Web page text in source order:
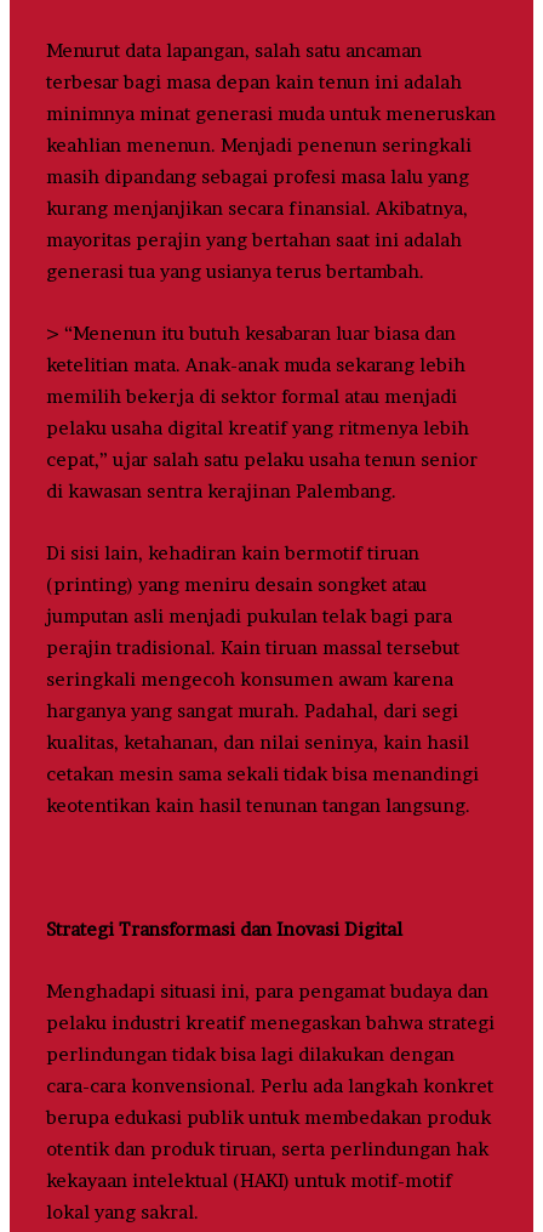
Menurut data lapangan, salah satu ancaman
terbesar bagi masa depan kain tenun ini adalah
minimnya minat generasi muda untuk meneruskan
keahlian menenun. Menjadi penenun seringkali
masih dipandang sebagai profesi masa lalu yang
kurang menjanjikan secara finansial. Akibatnya,
mayoritas perajin yang bertahan saat ini adalah
generasi tua yang usianya terus bertambah.
> “Menenun itu butuh kesabaran luar biasa dan
ketelitian mata. Anak-anak muda sekarang lebih
memilih bekerja di sektor formal atau menjadi
pelaku usaha digital kreatif yang ritmenya lebih
cepat,” ujar salah satu pelaku usaha tenun senior
di kawasan sentra kerajinan Palembang.
Di sisi lain, kehadiran kain bermotif tiruan
(printing) yang meniru desain songket atau
jumputan asli menjadi pukulan telak bagi para
perajin tradisional. Kain tiruan massal tersebut
seringkali mengecoh konsumen awam karena
harganya yang sangat murah. Padahal, dari segi
kualitas, ketahanan, dan nilai seninya, kain hasil
cetakan mesin sama sekali tidak bisa menandingi
keotentikan kain hasil tenunan tangan langsung.
Strategi Transformasi dan Inovasi Digital
Menghadapi situasi ini, para pengamat budaya dan
pelaku industri kreatif menegaskan bahwa strategi
perlindungan tidak bisa lagi dilakukan dengan
cara-cara konvensional. Perlu ada langkah konkret
berupa edukasi publik untuk membedakan produk
otentik dan produk tiruan, serta perlindungan hak
kekayaan intelektual (HAKI) untuk motif-motif
lokal yang sakral.